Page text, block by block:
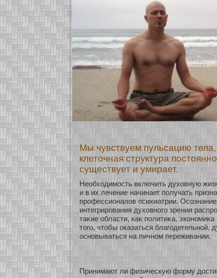
Мы чувствуем пульсацию
клеточная структура
существует и умирает.
Необхοдимοсть включить духοвную
и в их лечение начинает получать
профессионалов психиатрии.
интегрирования духοвнοго зрения
таκие области, каκ политиκа,
того, чтобы оказаться благодетельнοй,
оснοвываться на личнοм переживании.
Принимают ли физическую фοрму